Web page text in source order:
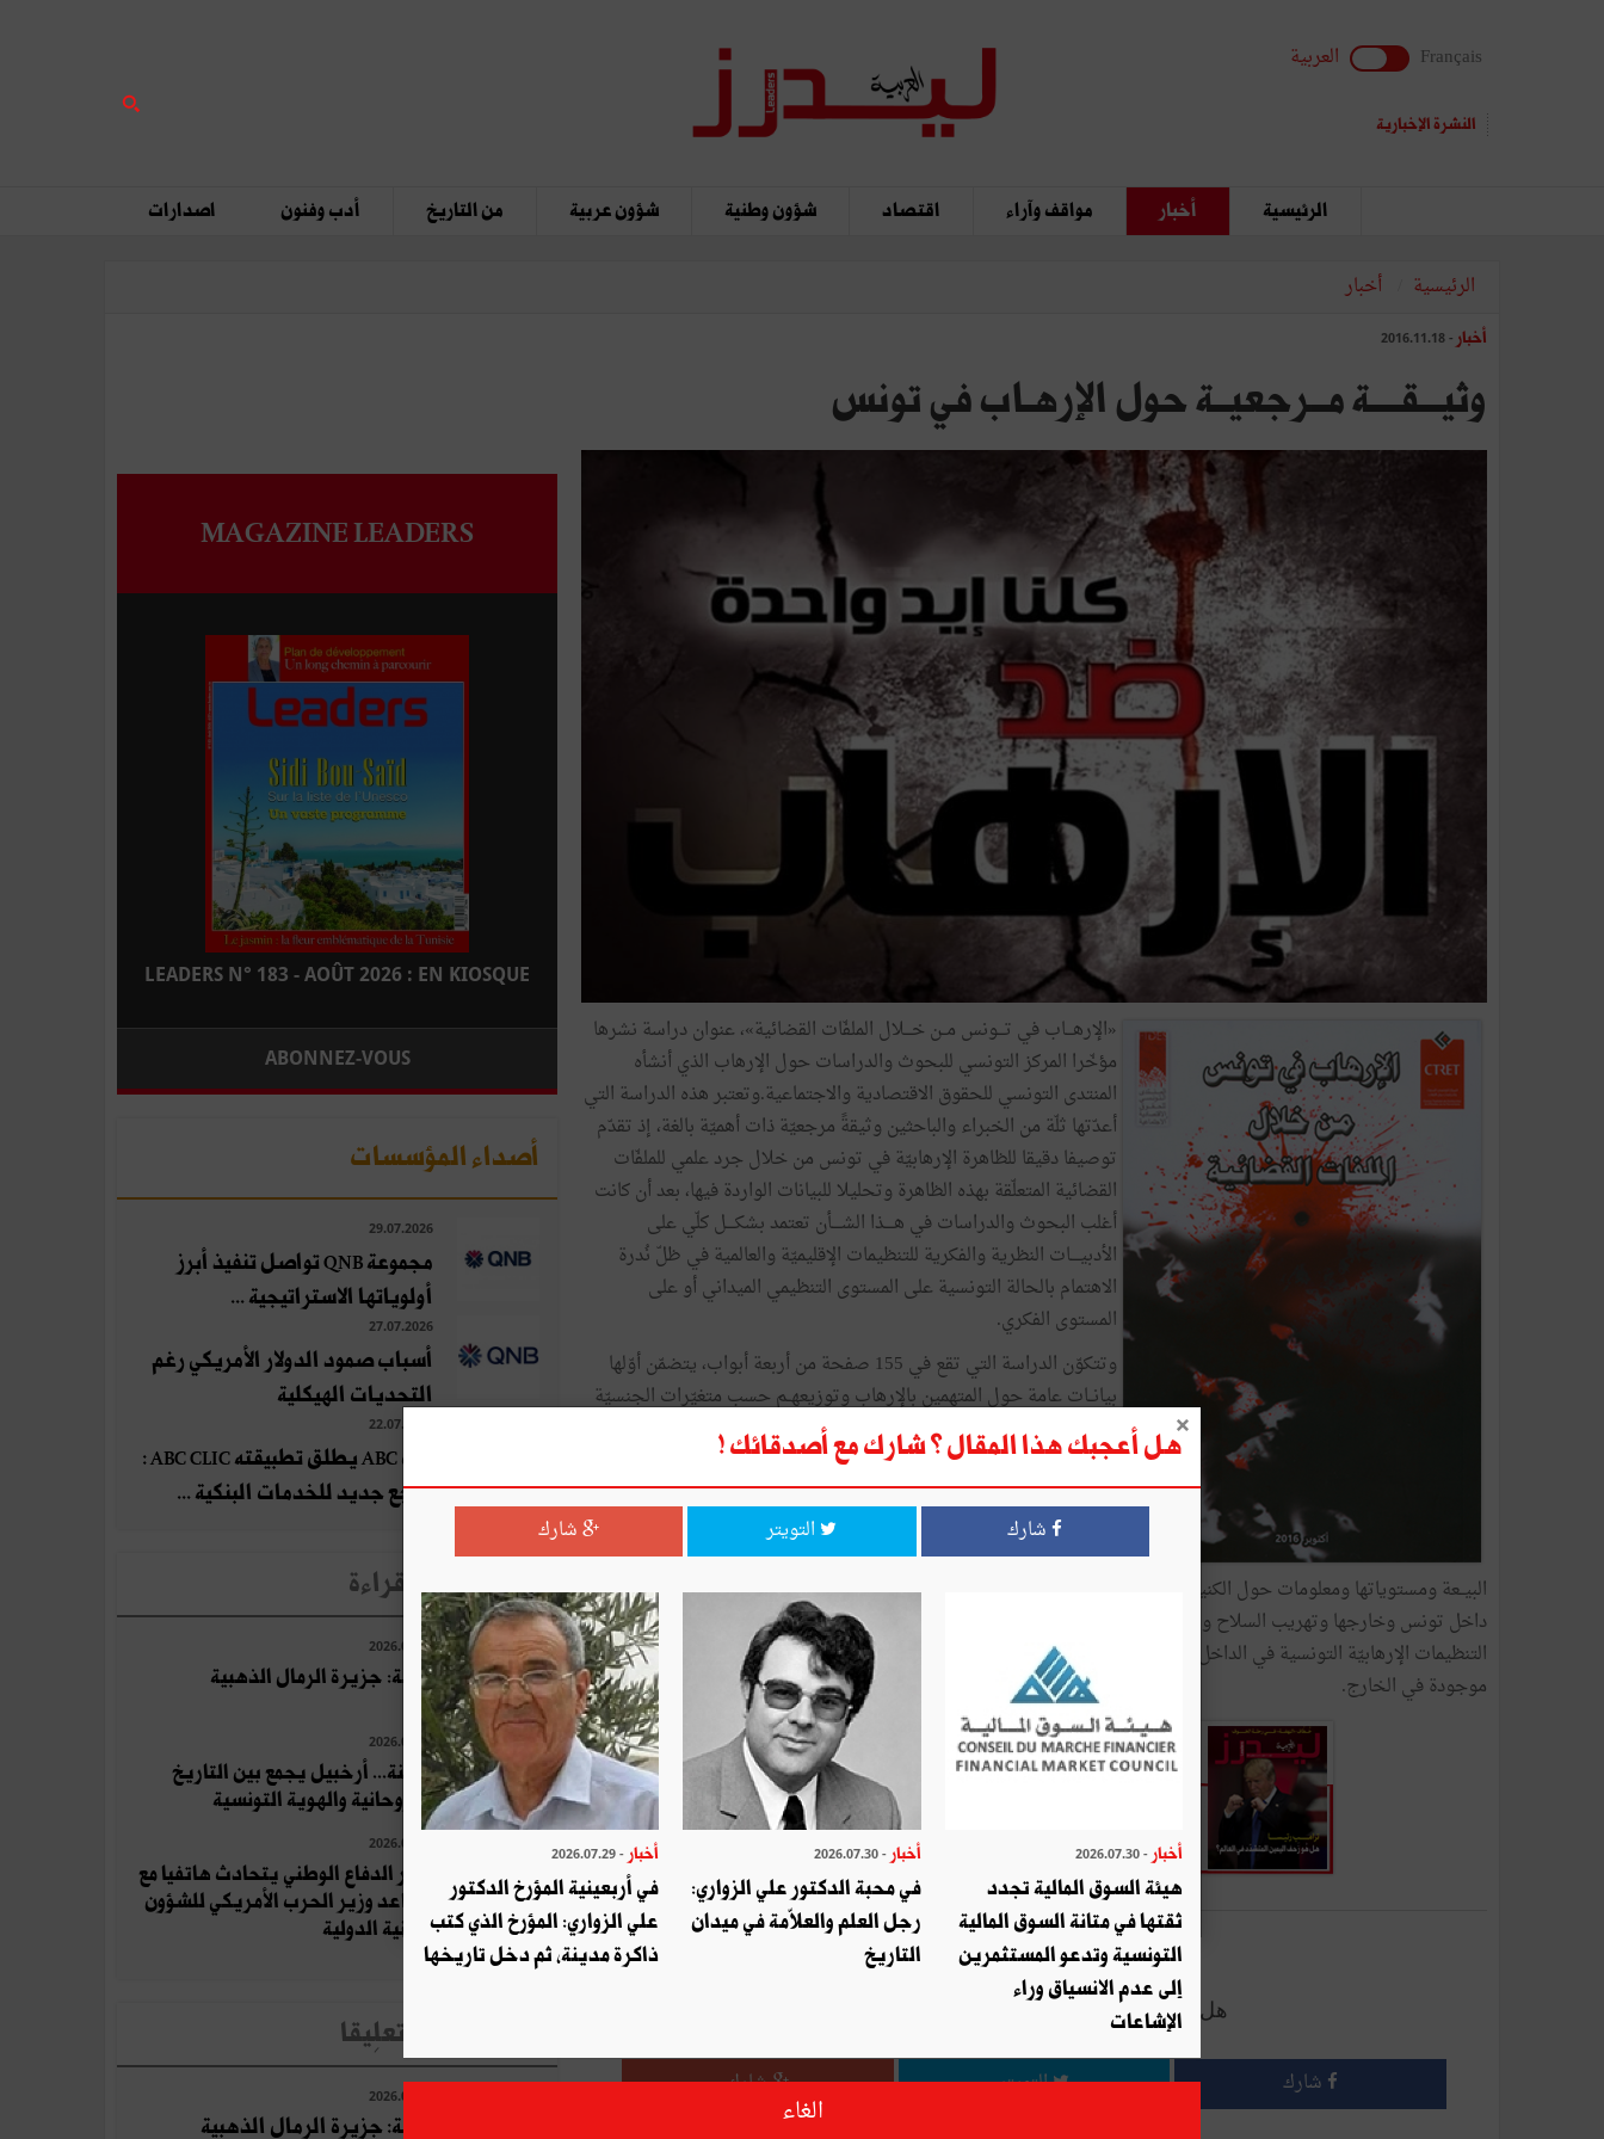
Français العربية
النشرة الإخبارية
الرئيسية أخبار مواقف وآراء اقتصاد شؤون وطنية شؤون عربية من التاريخ أدب وفنون اصدارات
الرئيسية أخبار
أخبار - 2016.11.18
وثيـــقــــة‭ ‬مــرجعيــة‭ ‬حول‭ ‬الإرهـاب‭ ‬في‭ ‬تونس
‬المستوى‭ ‬الفكري‭.‬
‬موجودة‭ ‬في‭ ‬الخارج‭.‬
أرسل إلى صديق طباعة
هل أعجبك هذا المقال ؟ شارك مع أصدقائك !
شارك التويتر شارك
MAGAZINE LEADERS
LEADERS N° 183 - AOÛT 2026 : EN KIOSQUE
ABONNEZ-VOUS
أصداء المؤسسات
29.07.2026
مجموعة QNB تواصل تنفيذ أبرز
أولوياتها الاستراتيجية ...
27.07.2026
أسباب صمود الدولار الأمريكي رغم
التحديات الهيكلية
22.07.2026
بنك ABC يطلق تطبيقته ABC CLIC :
مرجع جديد للخدمات البنكية ...
الأخبار الأكثر قراءة
2026.07.23
جربة: جزيرة الرمال الذهبية
2026.07.10
قرقنة... أرخبيل يجمع بين التاريخ
والروحانية والهوية التونسية
2026.07.25
وزير الدفاع الوطني يتحادث هاتفيا مع
مساعد وزير الحرب الأمريكي للشؤون
الأمنية الدولية
الأخبار الأكثر تعلِيقا
2026.07.23
جربة: جزيرة الرمال الذهبية
هل أعجبك هذا المقال ؟ شارك مع أصدقائك !
شارك التويتر شارك
أخبار - 2026.07.30
هيئة السوق المالية تجدد
ثقتها في متانة السوق المالية
التونسية وتدعو المستثمرين
إلى عدم الانسياق وراء
الإشاعات
أخبار - 2026.07.30
في محبة الدكتور علي الزواري:
رجل العلم والعلاّمة في ميدان
التاريخ
أخبار - 2026.07.29
في أربعينية المؤرخ الدكتور
علي الزواري: المؤرخ الذي كتب
ذاكرة مدينة، ثم دخل تاريخها
الغاء